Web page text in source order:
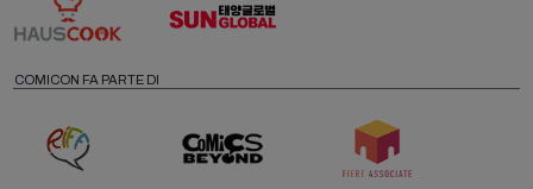
COMICON FA PARTE DI